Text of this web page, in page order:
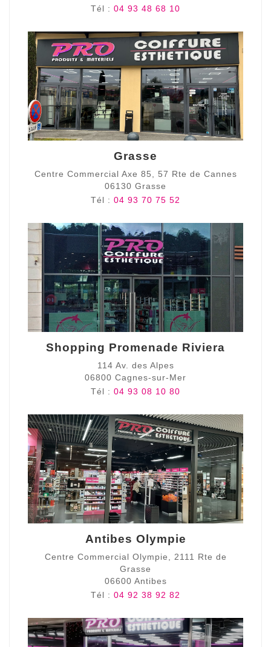
Tél : 04 93 48 68 10
Grasse
Centre Commercial Axe 85, 57 Rte de Cannes
06130 Grasse
Tél : 04 93 70 75 52
Shopping Promenade Riviera
114 Av. des Alpes
06800 Cagnes-sur-Mer
Tél : 04 93 08 10 80
Antibes Olympie
Centre Commercial Olympie, 2111 Rte de
Grasse
06600 Antibes
Tél : 04 92 38 92 82